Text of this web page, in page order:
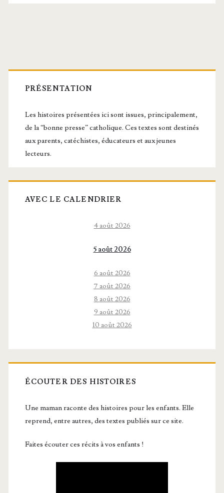
Barre
latérale
principale
PRÉSENTATION
Les histoires présentées ici sont issues, principalement,
de la “bonne presse” catholique. Ces textes sont destinés
aux parents, catéchistes, éducateurs et aux jeunes
lecteurs.
AVEC LE CALENDRIER
4 août 2026
5 août 2026
6 août 2026
7 août 2026
8 août 2026
9 août 2026
10 août 2026
ÉCOUTER DES HISTOIRES
Une maman raconte des histoires pour les enfants. Elle
reprend, entre autres, des textes publiés sur ce site.
Faites écouter ces récits à vos enfants !